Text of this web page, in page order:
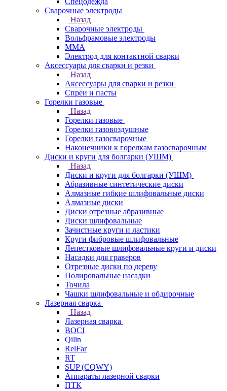
Сварочные электроды
Назад
Сварочные электроды
Вольфрамовые электроды
ММА
Электрод для контактной сварки
Аксессуары для сварки и резки
Назад
Аксессуары для сварки и резки
Спреи и пасты
Горелки газовые
Назад
Горелки газовые
Горелки газовоздушные
Горелки газосварочные
Наконечники к горелкам газосварочным
Диски и круги для болгарки (УШМ)
Назад
Диски и круги для болгарки (УШМ)
Абразивные синтетические диски
Алмазные гибкие шлифовальные диски
Алмазные диски
Диски отрезные абразивные
Диски шлифовальные
Зачистные круги и ластики
Круги фибровые шлифовальные
Лепестковые шлифовальные круги и диски
Насадки для граверов
Отрезные диски по дереву
Полировальные насадки
Точила
Чашки шлифовальные и обдирочные
Лазерная сварка
Назад
Лазерная сварка
BOCI
Qilin
RelFar
RT
SUP (CQWY)
Аппараты лазерной сварки
ПТК